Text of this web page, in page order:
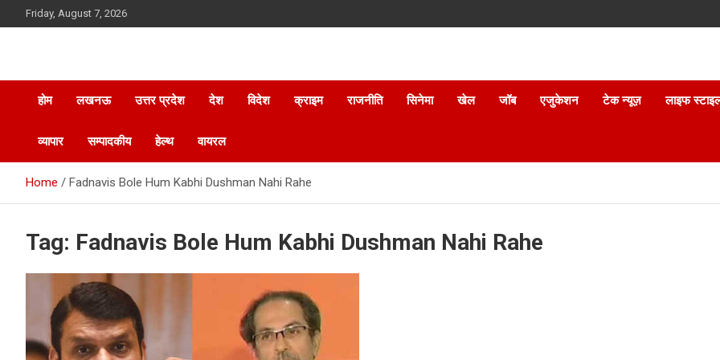
to
Friday, August 7, 2026
होम लखनऊ उत्तर प्रदेश देश विदेश क्राइम राजनीति सिनेमा खेल जॉब एजुकेशन टेक न्यूज़ लाइफ
व्यापार सम्पादकीय हेल्थ वायरल
Home Fadnavis Bole Hum Kabhi Dushman Nahi Rahe
Tag: Fadnavis Bole Hum Kabhi Dushman Nahi Rahe